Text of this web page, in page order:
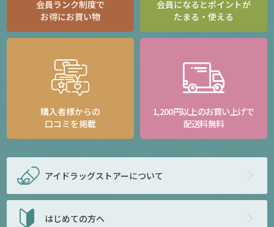
会員ランク制度で
お得にお買い物
会員になるとポイントが
たまる・使える
購入者様からの
口コミを掲載
1,200円以上のお買い上げで
配送料無料
アイドラッグストアーについて
はじめての方へ